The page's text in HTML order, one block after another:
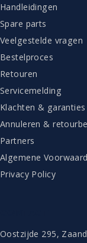
Handleidingen
Spare parts
Veelgestelde vragen
Bestelproces
Retouren
Servicemelding
Klachten & garanties
Annuleren &
Partners
Algemene
Privacy Policy
Oostzijde 295,